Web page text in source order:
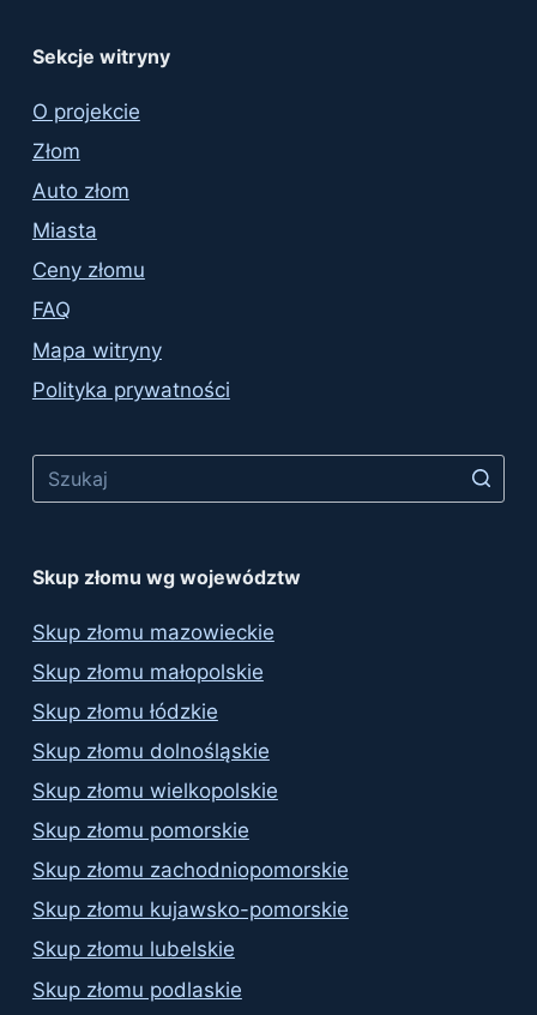
Sekcje witryny
O projekcie
Złom
Auto złom
Miasta
Ceny złomu
FAQ
Mapa witryny
Polityka prywatności
Skup złomu wg województw
Skup złomu mazowieckie
Skup złomu małopolskie
Skup złomu łódzkie
Skup złomu dolnośląskie
Skup złomu wielkopolskie
Skup złomu pomorskie
Skup złomu zachodniopomorskie
Skup złomu kujawsko-pomorskie
Skup złomu lubelskie
Skup złomu podlaskie